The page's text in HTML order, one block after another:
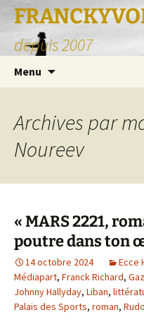
depuis 2007
Menu
Archives par
Noureev
« MARS 2221,
poutre dans ton
14 octobre 2024 Ecce
Médiapart, Franck Richard,
Johnny Hallyday, Liban,
Palais des Sports, roman,